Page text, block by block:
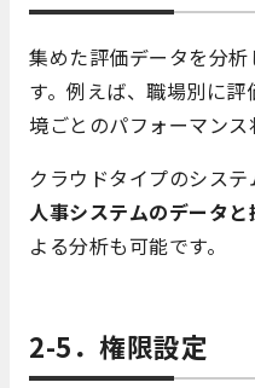
集めた評価データを分析
す。例えば、職場別に
境ごとのパフォーマンス
クラウドタイプのシステ
人事システムのデータ
よる分析も可能です。
2-5．権限設定